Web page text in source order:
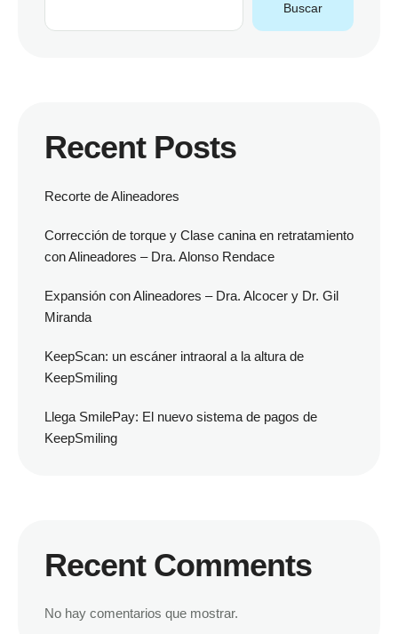
Buscar
Recent Posts
Recorte de Alineadores
Corrección de torque y Clase canina en retratamiento
con Alineadores – Dra. Alonso Rendace
Expansión con Alineadores – Dra. Alcocer y Dr. Gil
Miranda
KeepScan: un escáner intraoral a la altura de
KeepSmiling
Llega SmilePay: El nuevo sistema de pagos de
KeepSmiling
Recent Comments
No hay comentarios que mostrar.